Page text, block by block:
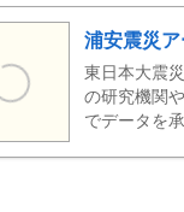
浦安震災ア
東日本大震
の研究機関
でデータを